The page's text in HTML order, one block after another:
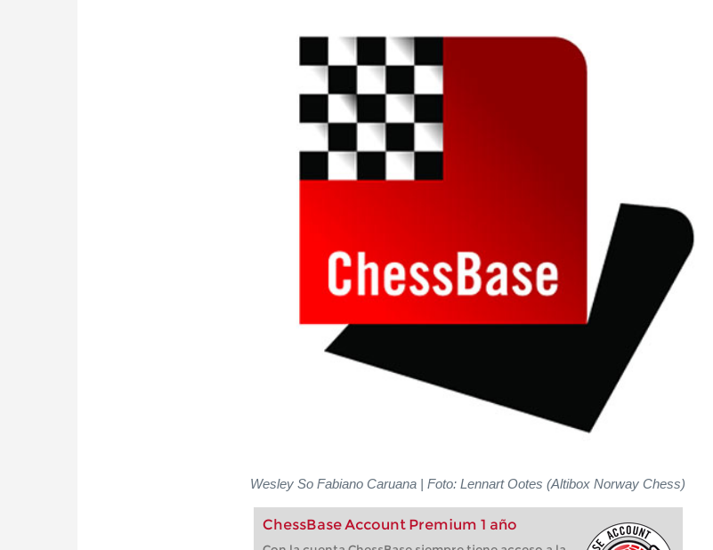
Wesley So Fabiano Caruana | Foto: Lennart Ootes (Altibox Norway Chess)
ChessBase Account Premium 1 año